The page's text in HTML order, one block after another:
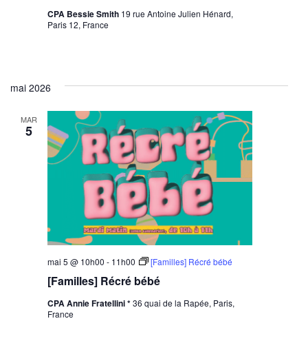
CPA Bessie Smith 19 rue Antoine Julien Hénard,
Paris 12, France
mai 2026
MAR
5
[Familles] Récré bébé
mai 5 @ 10h00 - 11h00 [Familles] Récré bébé
CPA Annie Fratellini *36 quai de la Rapée, Paris,
France